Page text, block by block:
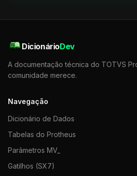
DicionárioDev
A documentação técnica do TOTVS
comunidade merece.
Navegação
Dicionário de Dados
Tabelas do Protheus
Parâmetros MV_
Gatilhos (SX7)